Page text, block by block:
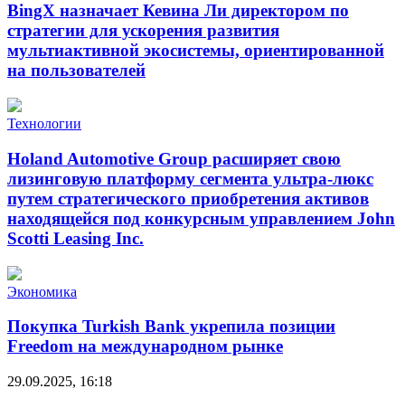
BingX назначает Кевина Ли директором по
стратегии для ускорения развития
мультиактивной экосистемы, ориентированной
на пользователей
Технологии
Holand Automotive Group расширяет свою
лизинговую платформу сегмента ультра-люкс
путем стратегического приобретения активов
находящейся под конкурсным управлением John
Scotti Leasing Inc.
Экономика
Покупка Turkish Bank укрепила позиции
Freedom на международном рынке
29.09.2025, 16:18